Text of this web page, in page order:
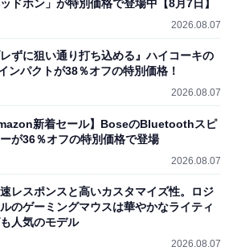
ドホン」が特別価格で登場中【8月7日】
2026.08.07
レずに狙い通り打ち込める』ハイコーキの
ンパクトが38％オフの特別価格！
2026.08.07
新着セール】BoseのBluetoothスピ
が36％オフの特別価格で登場
2026.08.07
レスポンスと高いカスタマイズ性。ロジ
のゲーミングマウスは華やかなライティ
人気のモデル
2026.08.07